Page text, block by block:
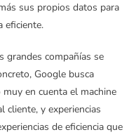
sus propios datos para
eficiente.
grandes compañías se
Google busca
en cuenta el machine
cliente, y experiencias
de eficiencia que